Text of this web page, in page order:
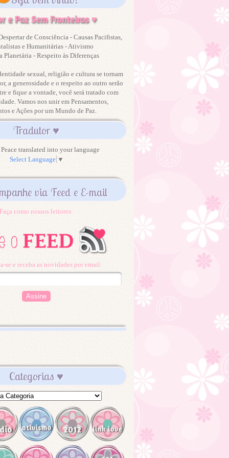
e Paz Sem Fronteiras ♥
de Consciência - Causas Pacifistas,
e Humanitárias - Ativismo
Planetária - Respeito às Diferenças
sexual, religião e cultura se tornam
a generosidade e o respeito ao outro serão
e fique a vontade, você será tratado com
Vamos nos unir em Pensamentos,
e Ações por um Mundo de Paz.
Tradutor ♥
translated into your language
Select Language ▼
via Feed e E-mail
Faça como nossos leitores:
se e receba as novidades por email:
Categorias ♥